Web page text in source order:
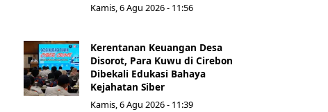
Kamis, 6 Agu 2026 - 11:56
Kerentanan Keuangan Desa
Disorot, Para Kuwu di Cirebon
Dibekali Edukasi Bahaya
Kejahatan Siber
Kamis, 6 Agu 2026 - 11:39